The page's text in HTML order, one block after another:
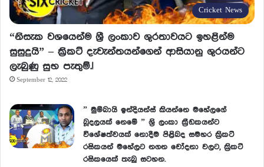
Cricket News
“නිසැක වශයෙන්ම ශ්‍රී ලංකාව ශුරතාවයට ඉහළින්ම
සුසුදුයි” – ක්‍රිකට් දැවැන්තයන්ගෙන් ආසියානු ශුරයන්ට
ලැබුණු සුභ පැතුම්.!
September 12, 2022
” මුම්බායි ඉන්දියන්ස් කියන්නෙ මහේලගේ
බූදලයක් නෙමේ ” ශ්‍රි ලංකා ක්‍රීඩකයන්ට
විශේෂත්වයක් නොදීම පිළිබද සමහර ක්‍රිකට්
රසිකයන් මහේලට නගන චෝදනා වලට, ක්‍රිකට්
රසිකයෙක් තැබු සටහන.